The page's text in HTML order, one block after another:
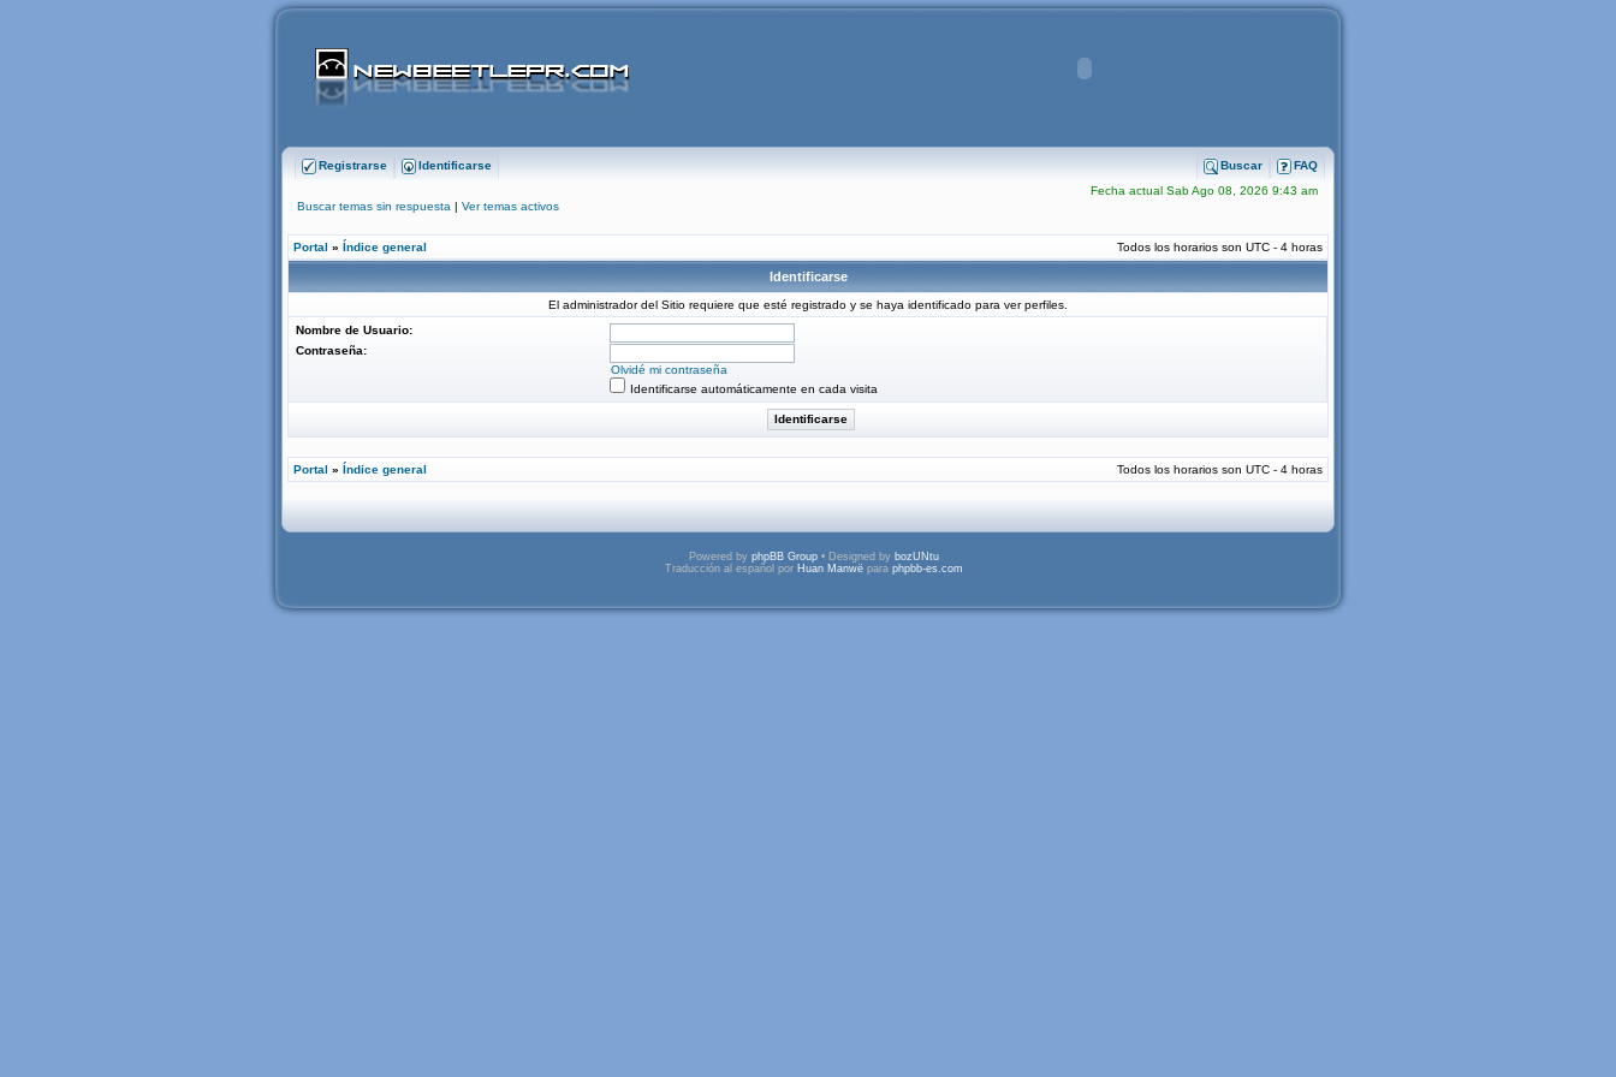
Registrarse Identificarse FAQ
Buscar
Fecha actual Sab Ago 08, 2026 9:43 am
Buscar temas sin respuesta | Ver temas activos
Portal » Índice general Todos los horarios son UTC - 4 horas
Identificarse
El administrador del Sitio requiere que esté registrado y se haya identificado para ver perfiles.
Nombre de Usuario:
Contraseña:
Olvidé mi contraseña
Identificarse automáticamente en cada visita
Portal » Índice general Todos los horarios son UTC - 4 horas
Powered by phpBB Group • Designed by bozUNtu
Traducción al español por Huan Manwë para phpbb-es.com